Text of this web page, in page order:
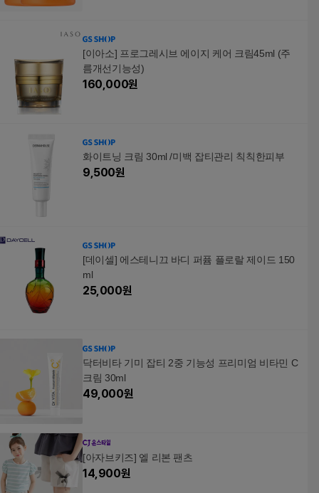
[이아소] 프로그레시브 에이지 케어 크림45ml (주
름개선기능성)
160,000원
화이트닝 크림 30ml /미백 잡티관리 칙칙한피부
9,500원
[데이셀] 에스테니끄 바디 퍼퓸 플로랄 제이드 150
ml
25,000원
닥터비타 기미 잡티 2중 기능성 프리미엄 비타민 C
크림 30ml
49,000원
[아자브키즈] 엘 리본 팬츠
14,900원